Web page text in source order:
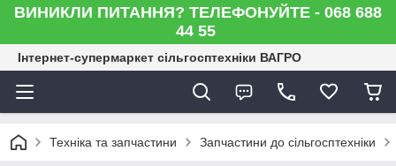
ВИНИКЛИ ПИТАННЯ? ТЕЛЕФОНУЙТЕ - 068 688
44 55
Інтернет-супермаркет сільгосптехніки ВАГРО
Техніка та запчастини Запчастини до сільгосптехніки